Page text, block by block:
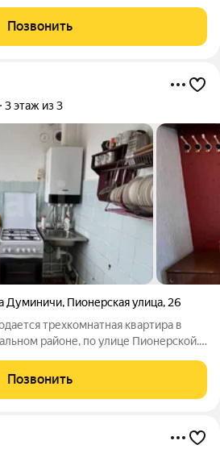
под жилую зону, а 7.1 кв. м под
Позвонить
3 этаж из 3
Думиничи, Пионерская улица, 26
трехкомнатная квартира в
районе, по улице Пионерской.
магазины. Хорошее
Квартира
Позвонить